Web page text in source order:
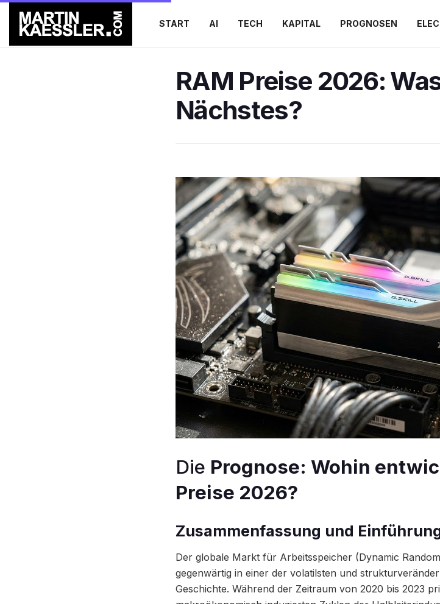
START AI TECH KAPITAL PROGNOSEN
RAM Preise 2026:
Nächstes?
Die Prognose: Wohin
Preise 2026?
Zusammenfassung und
Der globale Markt für Arbeitsspeicher (Dynamic
gegenwärtig in einer der volatilsten und
Geschichte. Während der Zeitraum von 2020 bis 2023